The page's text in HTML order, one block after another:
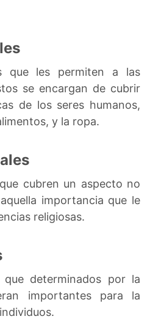
que les permiten a las
se encargan de cubrir
de los seres humanos,
y la ropa.
cubren un aspecto no
importancia que le
religiosas.
que determinados por la
importantes para la